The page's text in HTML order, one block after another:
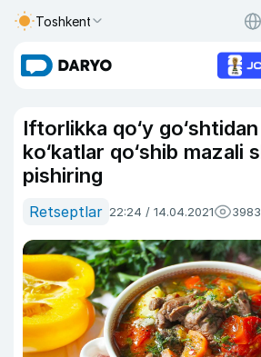
Toshkent
Iftorlikka qo‘y
ko‘katlar qo‘shib mazali
pishiring
Retseptlar 22:24 / 14.04.2021 3983